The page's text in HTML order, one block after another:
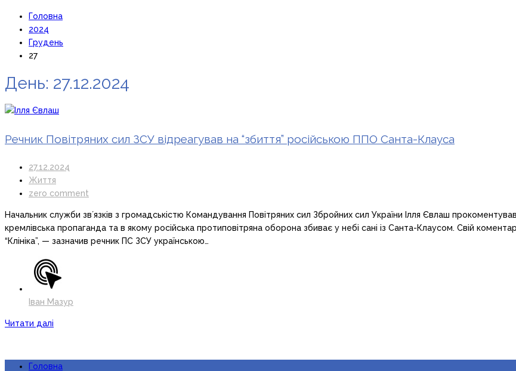
Головна
2024
Грудень
27
День: 27.12.2024
Речник Повітряних сил ЗСУ відреагував на “збиття” російською ППО Санта-Клауса
27.12.2024
Життя
zero comment
Начальник служби звʼязків з громадськістю Командування Повітряних сил Збройних сил України Ілля Євлаш
кремлівська пропаганда та в якому російська протиповітряна оборона збиває у небі сані із Санта-Клаусом. Свій
“Клініка”, — зазначив речник ПС ЗСУ українською…
Іван Мазур
Читати далі
Головна